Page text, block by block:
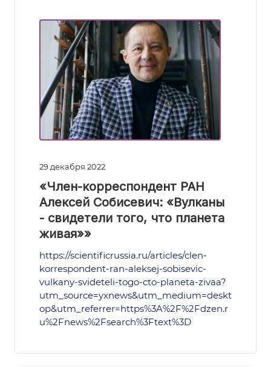
29 декабря 2022
«Член-корреспондент РАН
Алексей Собисевич: «Вулканы
- свидетели того, что планета
живая»»
https://scientificrussia.ru/articles/clen-
korrespondent-ran-aleksej-sobisevic-
vulkany-svideteli-togo-cto-planeta-zivaa?
utm_source=yxnews&utm_medium=deskt
op&utm_referrer=https%3A%2F%2Fdzen.r
u%2Fnews%2Fsearch%3Ftext%3D